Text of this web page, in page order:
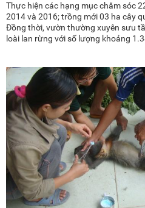
Thực hiện các hạng mục chăm sóc
2014 và 2016; trồng mới 03 ha cây
Đồng thời, vườn thường xuyên sưu
loài lan rừng với số lượng khoảng